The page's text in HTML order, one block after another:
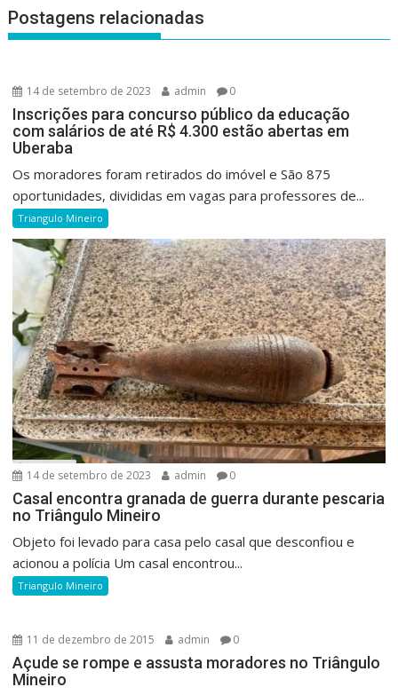
Postagens relacionadas
14 de setembro de 2023 admin 0
Inscrições para concurso público da educação
com salários de até R$ 4.300 estão abertas em
Uberaba
Os moradores foram retirados do imóvel e São 875
oportunidades, divididas em vagas para professores de...
Triangulo Mineiro
14 de setembro de 2023 admin 0
Casal encontra granada de guerra durante pescaria
no Triângulo Mineiro
Objeto foi levado para casa pelo casal que desconfiou e
acionou a polícia Um casal encontrou...
Triangulo Mineiro
11 de dezembro de 2015 admin 0
Açude se rompe e assusta moradores no Triângulo
Mineiro